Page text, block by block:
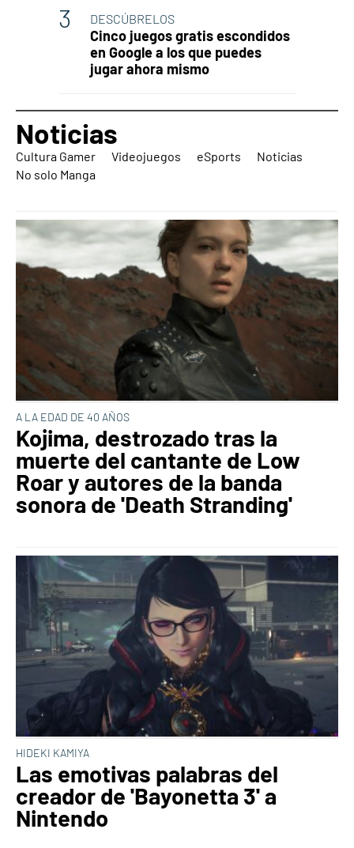
DESCÚBRELOS
Cinco juegos gratis escondidos
en Google a los que puedes
jugar ahora mismo
Noticias
Cultura Gamer Videojuegos eSports
Noticias
No solo Manga
A LA EDAD DE 40 AÑOS
Kojima, destrozado tras la
muerte del cantante de Low
Roar y autores de la banda
sonora de 'Death Stranding'
HIDEKI KAMIYA
Las emotivas palabras del
creador de 'Bayonetta 3' a
Nintendo